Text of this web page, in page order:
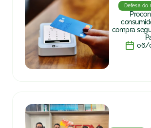
Defesa do
compra
06/